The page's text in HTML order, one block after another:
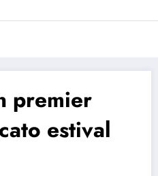
Trivela
L'actualité du football
premier
estival